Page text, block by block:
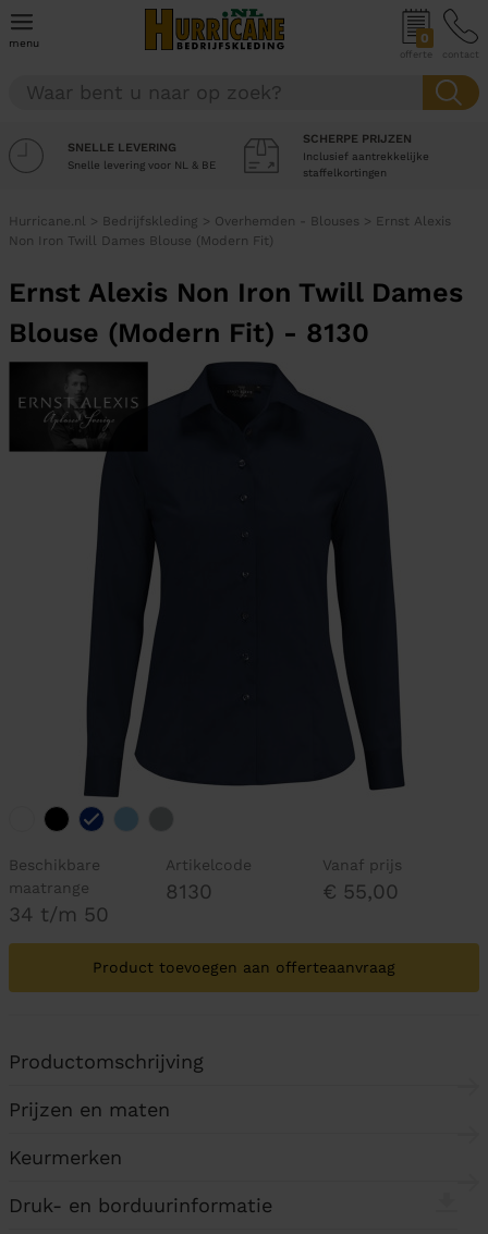
menu 0
offerte contact
SNELLE LEVERING
Snelle levering voor NL & BE
SCHERPE PRIJZEN
Inclusief aantrekkelijke
staffelkortingen
Hurricane.nl > Bedrijfskleding > Overhemden - Blouses > Ernst Alexis
Non Iron Twill Dames Blouse (Modern Fit)
Ernst Alexis Non Iron Twill Dames
Blouse (Modern Fit) - 8130
Beschikbare
maatrange
34 t/m 50
Artikelcode
8130
Vanaf prijs
€ 55,00
Product toevoegen aan offerteaanvraag
Productomschrijving
Prijzen en maten
Keurmerken
Druk- en borduurinformatie